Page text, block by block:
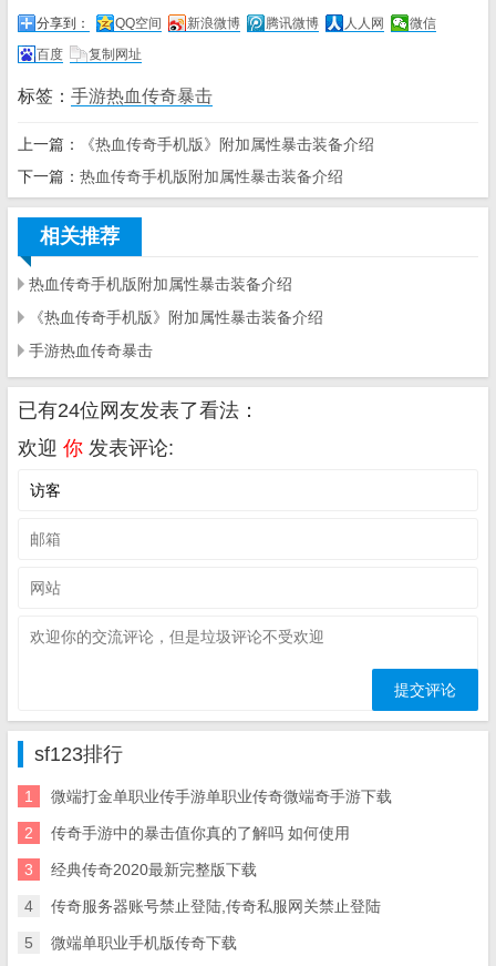
分享到： QQ空间 新浪微博 腾讯微博 人人网
微信
百度
复制网址
标签： 手游热血传奇暴击
上一篇：
《热血传奇手机版》附加属性暴击装备介绍
下一篇： 热血传奇手机版附加属性暴击装备介绍
相关推荐
热血传奇手机版附加属性暴击装备介绍
《热血传奇手机版》附加属性暴击装备介绍
手游热血传奇暴击
已有24位网友发表了看法：
欢迎 你 发表评论:
sf123排行
1 微端打金单职业传手游单职业传奇微端奇手游下载
2 传奇手游中的暴击值你真的了解吗 如何使用
3 经典传奇2020最新完整版下载
4 传奇服务器账号禁止登陆,传奇私服网关禁止登陆
5 微端单职业手机版传奇下载